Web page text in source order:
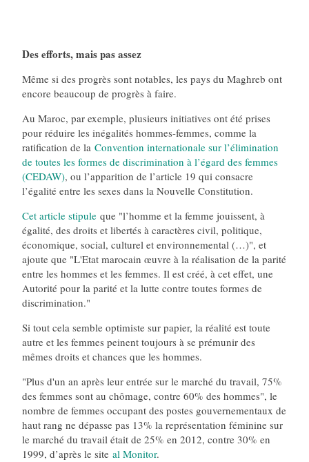
Des efforts, mais pas assez
Même si des progrès sont notables, les pays du Maghreb ont
encore beaucoup de progrès à faire.
Au Maroc, par exemple, plusieurs initiatives ont été prises
pour réduire les inégalités hommes-femmes, comme la
ratification de la Convention internationale sur l’élimination
de toutes les formes de discrimination à l’égard des femmes
(CEDAW), ou l’apparition de l’article 19 qui consacre
l’égalité entre les sexes dans la Nouvelle Constitution.
Cet article stipule que "l’homme et la femme jouissent, à
égalité, des droits et libertés à caractères civil, politique,
économique, social, culturel et environnemental (…)", et
ajoute que "L'Etat marocain œuvre à la réalisation de la parité
entre les hommes et les femmes. Il est créé, à cet effet, une
Autorité pour la parité et la lutte contre toutes formes de
discrimination."
Si tout cela semble optimiste sur papier, la réalité est toute
autre et les femmes peinent toujours à se prémunir des
mêmes droits et chances que les hommes.
"Plus d'un an après leur entrée sur le marché du travail, 75%
des femmes sont au chômage, contre 60% des hommes", le
nombre de femmes occupant des postes gouvernementaux de
haut rang ne dépasse pas 13% la représentation féminine sur
le marché du travail était de 25% en 2012, contre 30% en
1999, d’après le site al Monitor.